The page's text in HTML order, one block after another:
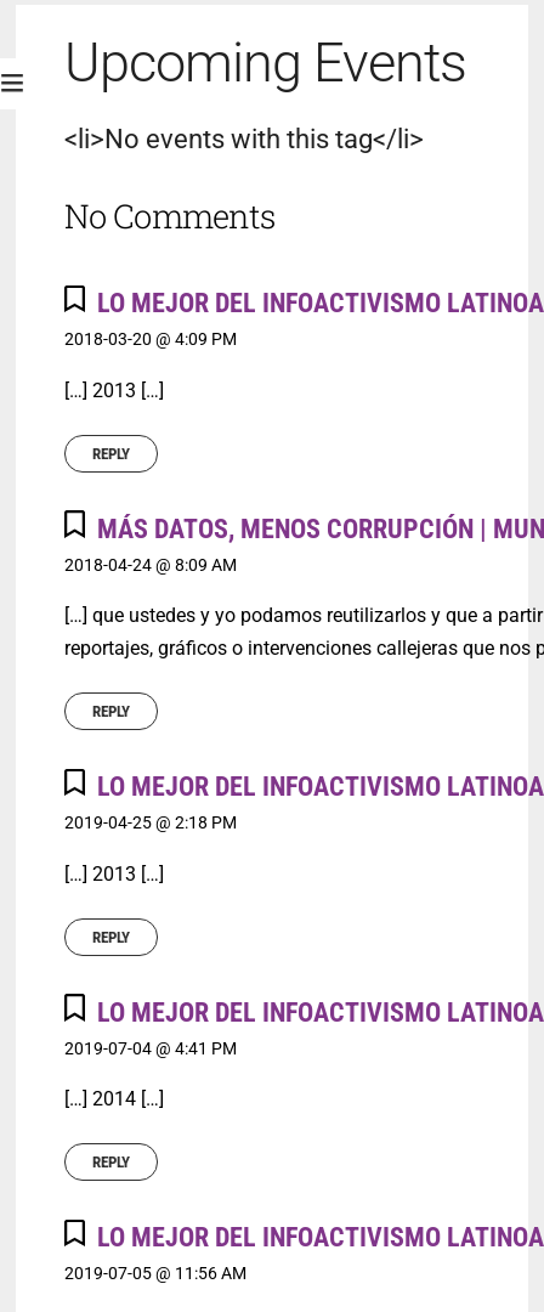
Upcoming Events
<li>No events with this tag</li>
No Comments
LO MEJOR DEL INFOACTIVISMO
2018-03-20 @ 4:09 PM
[…] 2013 […]
REPLY
MÁS DATOS, MENOS CORRUPCIÓN |
2018-04-24 @ 8:09 AM
[…] que ustedes y yo podamos reutilizarlos y que a
reportajes, gráficos o intervenciones callejeras que
REPLY
LO MEJOR DEL INFOACTIVISMO
2019-04-25 @ 2:18 PM
[…] 2013 […]
REPLY
LO MEJOR DEL INFOACTIVISMO
2019-07-04 @ 4:41 PM
[…] 2014 […]
REPLY
LO MEJOR DEL INFOACTIVISMO
2019-07-05 @ 11:56 AM